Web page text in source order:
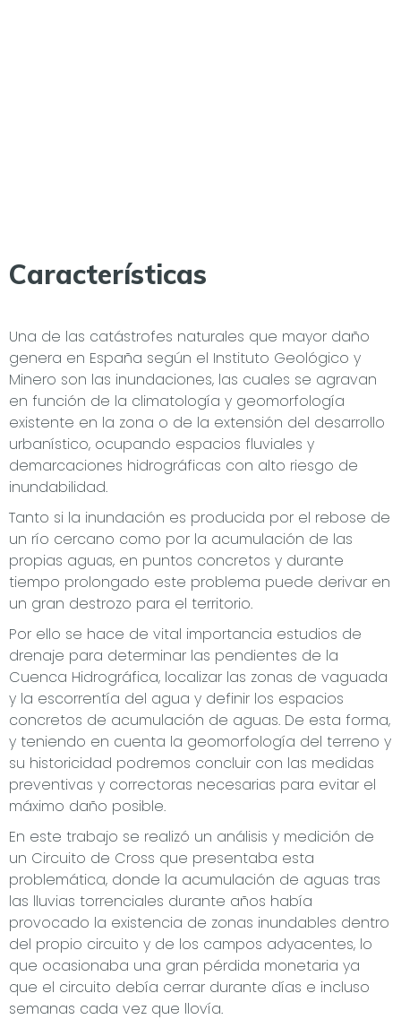
Características
Una de las catástrofes naturales que mayor daño
genera en España según el Instituto Geológico y
Minero son las inundaciones, las cuales se agravan
en función de la climatología y geomorfología
existente en la zona o de la extensión del desarrollo
urbanístico, ocupando espacios fluviales y
demarcaciones hidrográficas con alto riesgo de
inundabilidad.
Tanto si la inundación es producida por el rebose de
un río cercano como por la acumulación de las
propias aguas, en puntos concretos y durante
tiempo prolongado este problema puede derivar en
un gran destrozo para el territorio.
Por ello se hace de vital importancia estudios de
drenaje para determinar las pendientes de la
Cuenca Hidrográfica, localizar las zonas de vaguada
y la escorrentía del agua y definir los espacios
concretos de acumulación de aguas. De esta forma,
y teniendo en cuenta la geomorfología del terreno y
su historicidad podremos concluir con las medidas
preventivas y correctoras necesarias para evitar el
máximo daño posible.
En este trabajo se realizó un análisis y medición de
un Circuito de Cross que presentaba esta
problemática, donde la acumulación de aguas tras
las lluvias torrenciales durante años había
provocado la existencia de zonas inundables dentro
del propio circuito y de los campos adyacentes, lo
que ocasionaba una gran pérdida monetaria ya
que el circuito debía cerrar durante días e incluso
semanas cada vez que llovía.